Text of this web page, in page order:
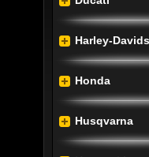
Harley-
Honda
Husqvarna